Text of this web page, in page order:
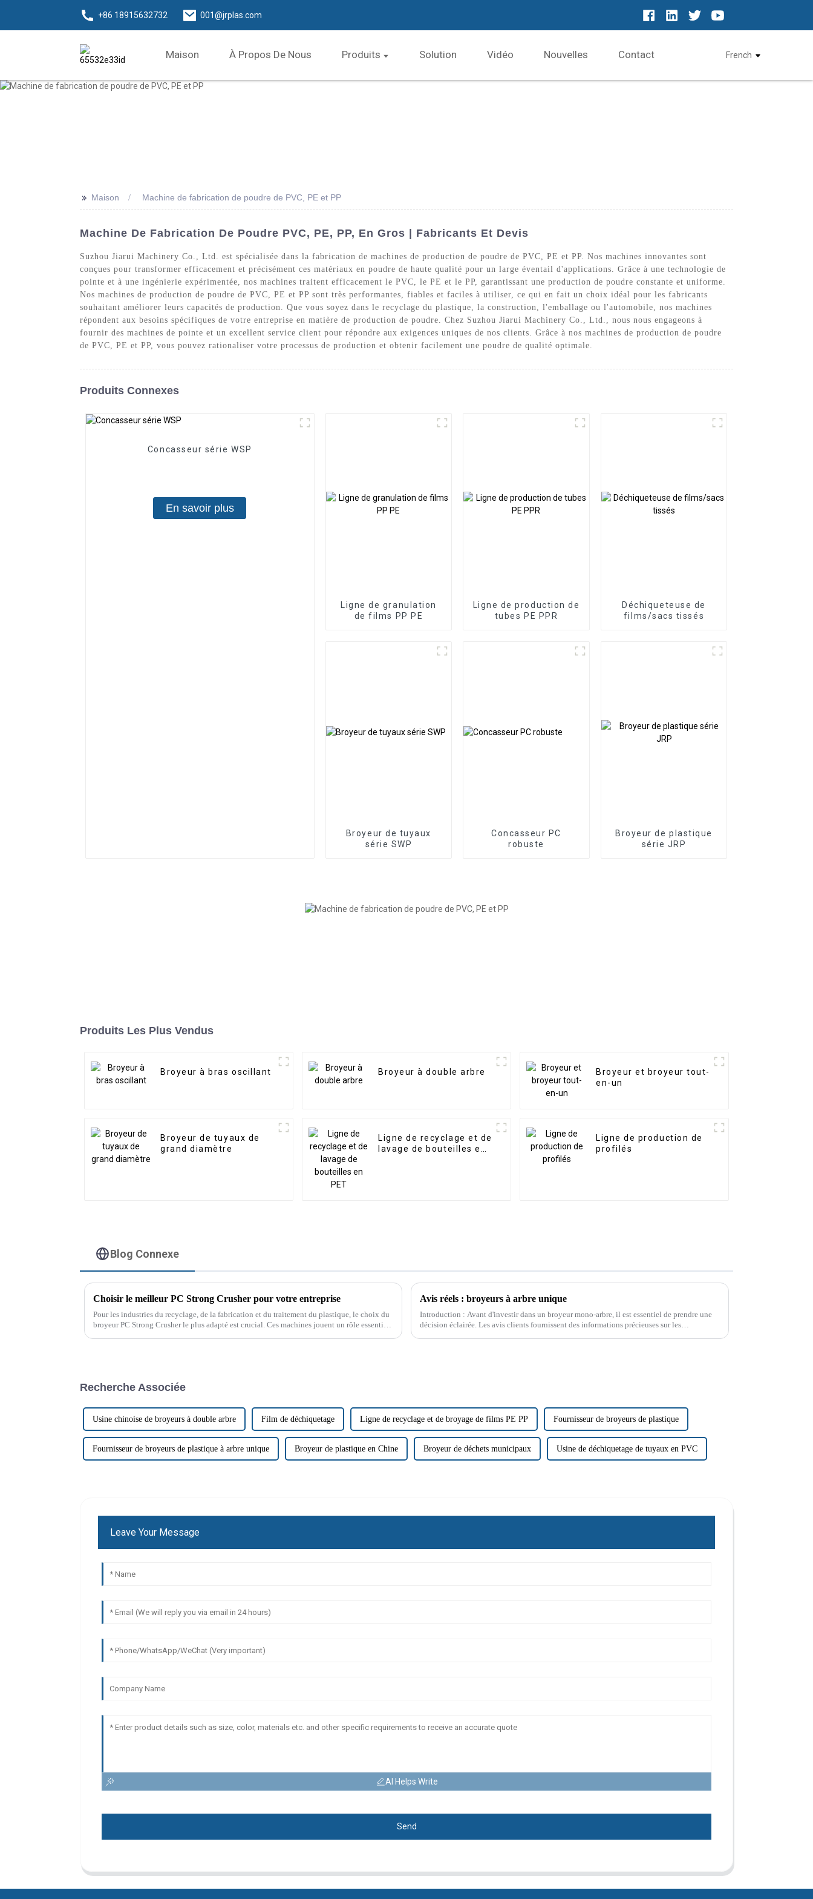
+86 18915632732 001@jrplas.com
Maison À Propos De Nous Produits Solution Vidéo Nouvelles Contact French
>> Maison Machine de fabrication de poudre de PVC, PE et PP
Machine De Fabrication De Poudre PVC, PE, PP, En Gros | Fabricants Et Devis
Suzhou Jiarui Machinery Co., Ltd. est spécialisée dans la fabrication de machines de production de poudre de PVC, PE et PP. Nos machines innovantes sont
conçues pour transformer efficacement et précisément ces matériaux en poudre de haute qualité pour un large éventail d'applications. Grâce à une technologie de
pointe et à une ingénierie expérimentée, nos machines traitent efficacement le PVC, le PE et le PP, garantissant une production de poudre constante et uniforme.
Nos machines de production de poudre de PVC, PE et PP sont très performantes, fiables et faciles à utiliser, ce qui en fait un choix idéal pour les fabricants
souhaitant améliorer leurs capacités de production. Que vous soyez dans le recyclage du plastique, la construction, l'emballage ou l'automobile, nos machines
répondent aux besoins spécifiques de votre entreprise en matière de production de poudre. Chez Suzhou Jiarui Machinery Co., Ltd., nous nous engageons à
fournir des machines de pointe et un excellent service client pour répondre aux exigences uniques de nos clients. Grâce à nos machines de production de poudre
de PVC, PE et PP, vous pouvez rationaliser votre processus de production et obtenir facilement une poudre de qualité optimale.
Produits Connexes
Concasseur série WSP
En savoir plus
Ligne de granulation
de films PP PE
Ligne de production de
tubes PE PPR
Déchiqueteuse de
films/sacs tissés
Broyeur de tuyaux
série SWP
Concasseur PC
robuste
Broyeur de plastique
série JRP
Produits Les Plus Vendus
Broyeur à bras oscillant Broyeur à double arbre
Broyeur et broyeur tout-
en-un
Broyeur de tuyaux de
grand diamètre
Ligne de recyclage et de
lavage de bouteilles en
Ligne de production de
profilés
Blog Connexe
Choisir le meilleur PC Strong Crusher pour votre entreprise
Pour les industries du recyclage, de la fabrication et du traitement du plastique, le choix du
broyeur PC Strong Crusher le plus adapté est crucial. Ces machines jouent un rôle essentiel
Avis réels : broyeurs à arbre unique
Introduction : Avant d'investir dans un broyeur mono-arbre, il est essentiel de prendre une
décision éclairée. Les avis clients fournissent des informations précieuses sur les
Recherche Associée
Usine chinoise de broyeurs à double arbre Film de déchiquetage Ligne de recyclage et de broyage de films PE PP Fournisseur de broyeurs de plastique
Fournisseur de broyeurs de plastique à arbre unique Broyeur de plastique en Chine Broyeur de déchets municipaux Usine de déchiquetage de tuyaux en PVC
Leave Your Message
AI Helps Write
Send